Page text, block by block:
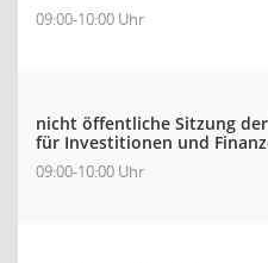
09:00-10:00 Uhr
nicht öffentliche Sitzung
für Investitionen und
09:00-10:00 Uhr